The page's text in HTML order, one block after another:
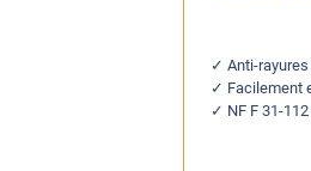
Anti-
Facilement
NF F 31-